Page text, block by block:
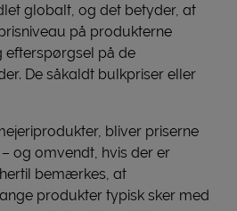
globalt, og det betyder, at
på produkterne
efterspørgsel på de
De såkaldt bulkpriser eller
bliver priserne
og omvendt, hvis der er
hertil bemærkes, at
produkter typisk sker med